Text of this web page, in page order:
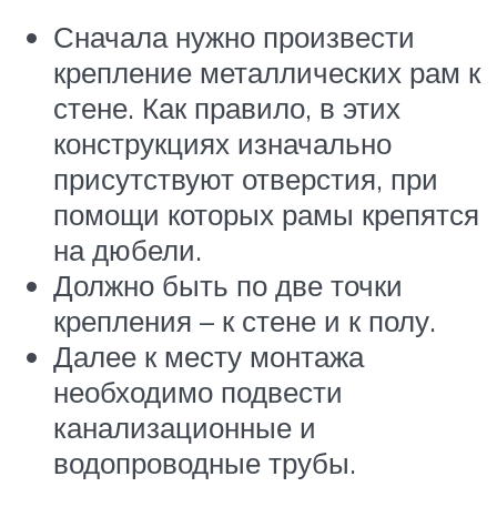
Сначала нужно произвести
крепление металлических рам к
стене. Как правило, в этих
конструкциях изначально
присутствуют отверстия, при
помощи которых рамы крепятся
на дюбели.
Должно быть по две точки
крепления – к стене и к полу.
Далее к месту монтажа
необходимо подвести
канализационные и
водопроводные трубы.